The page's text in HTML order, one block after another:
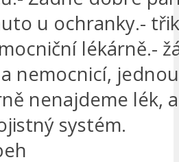
u ochranky.-
lékárně.-
nemocnicí,
nenajdeme lék,
systém.